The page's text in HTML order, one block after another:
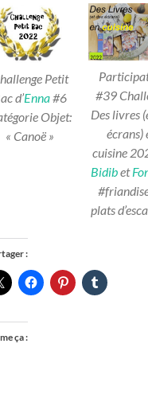
Petit
d’Enna#6
Objet:
« Canoë »
#39
Des livres
écrans)
cuisine
Bidibet
plats
:
ça :